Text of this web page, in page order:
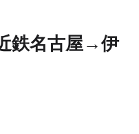
鉄名古屋→伊